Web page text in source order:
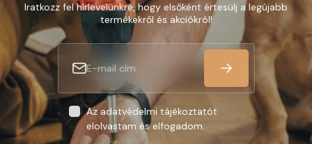
Iratkozz fel hírlevelünkre, hogy elsőként értesülj a legújabb
termékekről és akciókról!
Az adatvédelmi tájékoztatót
elolvastam és elfogadom.